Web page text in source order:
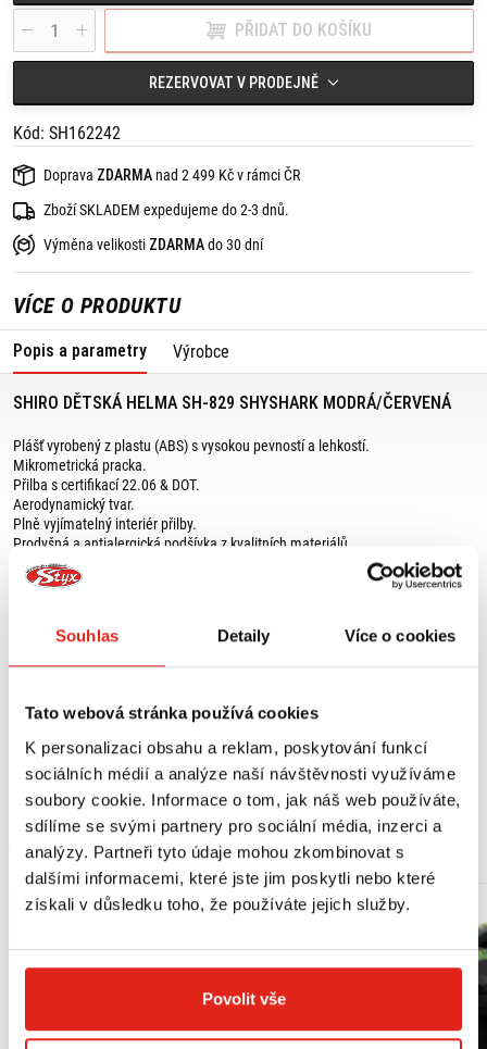
Souhlas Detaily Více o cookies
Tato webová stránka používá cookies
K personalizaci obsahu a reklam, poskytování funkcí
sociálních médií a analýze naší návštěvnosti využíváme
soubory cookie. Informace o tom, jak náš web používáte,
sdílíme se svými partnery pro sociální média, inzerci a
analýzy. Partneři tyto údaje mohou zkombinovat s
dalšími informacemi, které jste jim poskytli nebo které
získali v důsledku toho, že používáte jejich služby.
Povolit vše
PŘIDAT DO KOŠÍKU
REZERVOVAT V PRODEJNĚ
Kód: SH162242
Doprava ZDARMA nad 2 499 Kč v rámci ČR
Zboží SKLADEM expedujeme do 2-3 dnů.
Výměna velikosti ZDARMAdo 30 dní
VÍCE O PRODUKTU
Popis a parametry Výrobce
SHIRO DĚTSKÁ HELMA SH-829 SHYSHARK MODRÁ/ČERVENÁ
Plášť vyrobený z plastu (ABS) s vysokou pevností a lehkostí.
Mikrometrická pracka.
Přilba s certifikací 22.06 & DOT.
Aerodynamický tvar.
Plně vyjímatelný interiér přilby.
Prodyšná a antialergická podšívka z kvalitních materiálů.
Materiály Cool Max / Dry Max certifikované IDIADA Applus udržují interiér v
suchu a chladu během horkých dnů a lépe izolují.
Vstupní otvory v přední části přilby v místech nejlepšího přívodu čerstvého
Plexi odolné vůči poškrábání.
Snadno použitelný mechanismus.
Perfektní zorné pole.
MOHLO BY SE VÁM LÍBIT